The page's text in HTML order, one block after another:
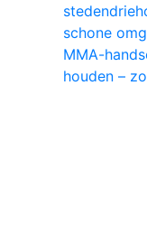
schone
MMA-
houden –